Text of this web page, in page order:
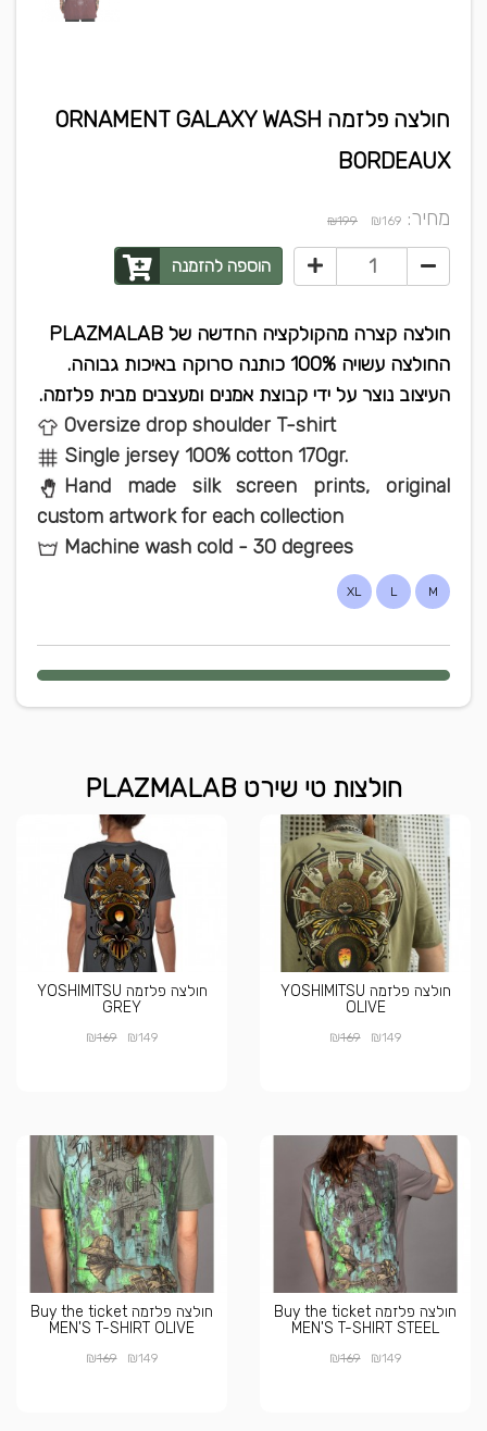
חולצה פלזמה ORNAMENT GALAXY WASH
BORDEAUX
מחיר: ₪169
₪199
הוספה להזמנה
PLAZMALAB חולצה קצרה מהקולקציה החדשה של
.החולצה עשויה 100% כותנה סרוקה באיכות גבוהה
.העיצוב נוצר על ידי קבוצת אמנים ומעצבים מבית פלזמה
Oversize drop shoulder T-shirt
Single jersey 100% cotton 170gr.
Hand made silk screen prints, original
custom artwork for each collection
Machine wash cold - 30 degrees
M
L
XL
חולצות טי שירט PLAZMALAB
חולצה פלזמה YOSHIMITSU
OLIVE
₪149
₪169
חולצה פלזמה YOSHIMITSU
GREY
₪149
₪169
חולצה פלזמה Buy the ticket
MEN'S T-SHIRT STEEL
₪149
₪169
חולצה פלזמה Buy the ticket
MEN'S T-SHIRT OLIVE
₪149
₪169